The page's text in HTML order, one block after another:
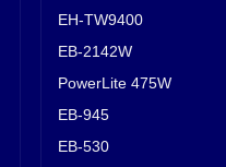
EH-TW9400
EB-2142W
PowerLite 475W
EB-945
EB-530